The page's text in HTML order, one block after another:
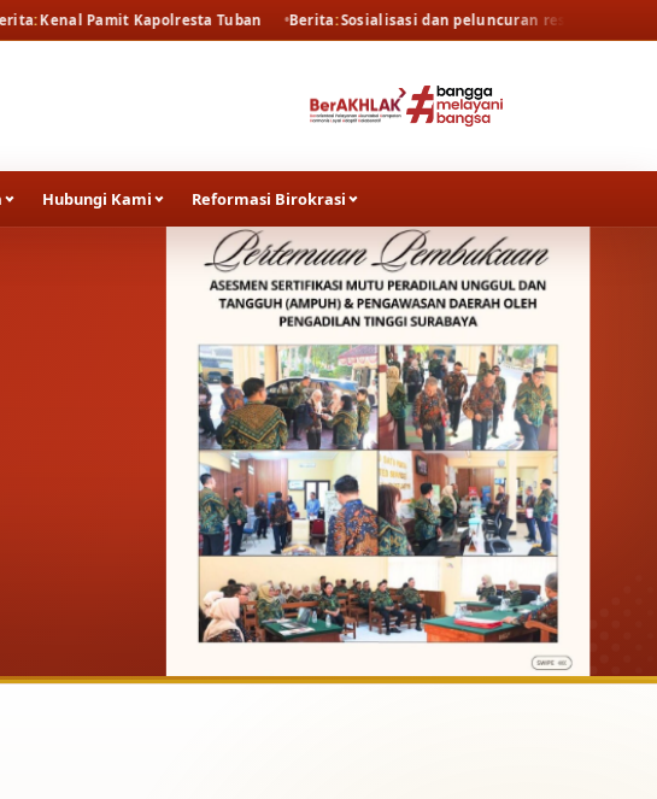
Tuban Berita Sosialisasi dan peluncuran resmi persidangan elektronik oleh
Hubungi Kami Reformasi Birokrasi